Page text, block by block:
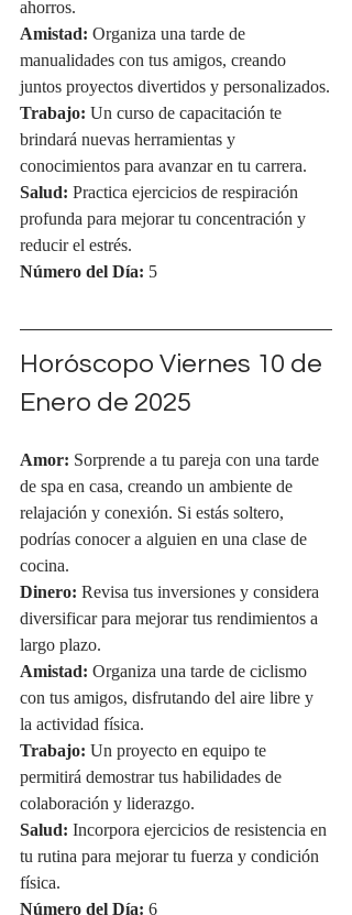
ahorros.
Amistad: Organiza una tarde de
manualidades con tus amigos, creando
juntos proyectos divertidos y personalizados.
Trabajo: Un curso de capacitación te
brindará nuevas herramientas y
conocimientos para avanzar en tu carrera.
Salud: Practica ejercicios de respiración
profunda para mejorar tu concentración y
reducir el estrés.
Número del Día: 5
Horóscopo Viernes 10 de
Enero de 2025
Amor: Sorprende a tu pareja con una tarde
de spa en casa, creando un ambiente de
relajación y conexión. Si estás soltero,
podrías conocer a alguien en una clase de
cocina.
Dinero: Revisa tus inversiones y considera
diversificar para mejorar tus rendimientos a
largo plazo.
Amistad: Organiza una tarde de ciclismo
con tus amigos, disfrutando del aire libre y
la actividad física.
Trabajo: Un proyecto en equipo te
permitirá demostrar tus habilidades de
colaboración y liderazgo.
Salud: Incorpora ejercicios de resistencia en
tu rutina para mejorar tu fuerza y condición
física.